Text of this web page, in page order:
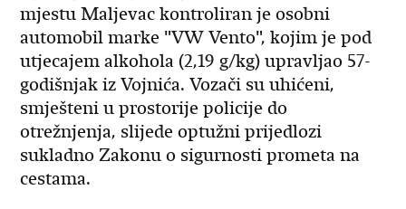
mjestu Maljevac kontroliran je osobni
automobil marke "VW Vento", kojim je pod
utjecajem alkohola (2,19 g/kg) upravljao 57-
godišnjak iz Vojnića. Vozači su uhićeni,
smješteni u prostorije policije do
otrežnjenja, slijede optužni prijedlozi
sukladno Zakonu o sigurnosti prometa na
cestama.